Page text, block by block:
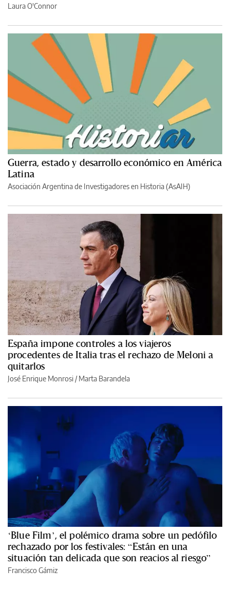
Laura O'Connor
Guerra, estado y desarrollo económico en América
Latina
Asociación Argentina de Investigadores en Historia (AsAIH)
España impone controles a los viajeros
procedentes de Italia tras el rechazo de Meloni a
quitarlos
José Enrique Monrosi / Marta Barandela
‘Blue Film’, el polémico drama sobre un pedófilo
rechazado por los festivales: “Están en una
situación tan delicada que son reacios al riesgo”
Francisco Gámiz